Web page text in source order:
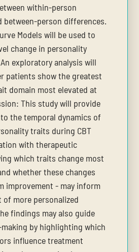
within-person
between-person differences.
Models will be used to
change in personality
exploratory analysis will
patients show the greatest
domain most elevated at
This study will provide
the temporal dynamics of
traits during CBT
with therapeutic
which traits change most
whether these changes
improvement - may inform
of more personalized
findings may also guide
by highlighting which
influence treatment